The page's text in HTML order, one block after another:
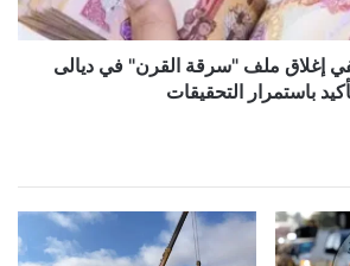
إغلاق ملف "سرقة القرن" في ديالى
باستمرار التحقيقات